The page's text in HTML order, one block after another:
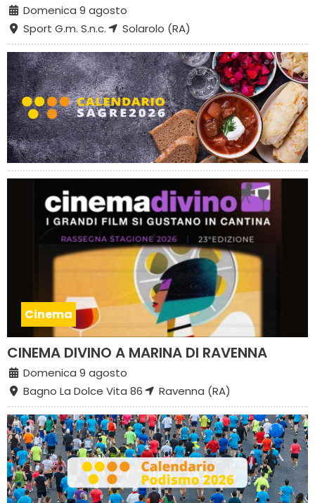
Domenica 9 agosto
Sport G.m. S.n.c.
Solarolo (RA)
Cinema
CINEMA DIVINO A MARINA DI RAVENNA
Domenica 9 agosto
Bagno La Dolce Vita 86
Ravenna (RA)